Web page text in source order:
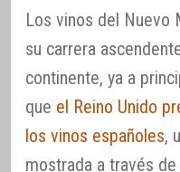
Los vinos del Nuevo
su carrera
continente, ya a
que el Reino Unido
los vinos españoles,
mostrada a través